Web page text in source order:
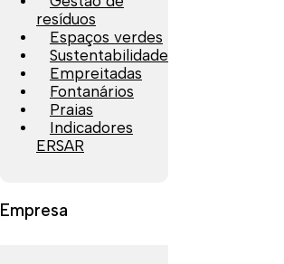
resíduos
Espaços verdes
Sustentabilidade
Empreitadas
Fontanários
Praias
Indicadores
ERSAR
Empresa